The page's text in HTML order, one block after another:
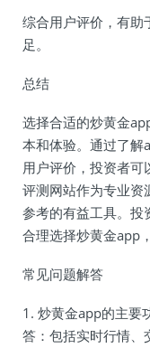
综合用户评价，有助
足。
总结
选择合适的炒黄金
本和体验。通过了解
用户评价，投资者
评测网站作为专业资
参考的有益工具。投
合理选择炒黄金app
常见问题解答
1. 炒黄金app的主要
答：包括实时行情、